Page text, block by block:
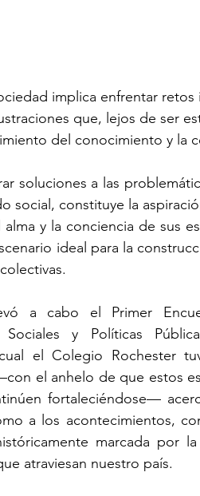
implica enfrentar retos
que, lejos de ser
del conocimiento y la
soluciones a las
social, constituye la
y la conciencia de sus
ideal para la
a cabo el Primer
Sociales y Políticas
el Colegio Rochester
el anhelo de que estos
fortaleciéndose—
a los acontecimientos,
marcada por
atraviesan nuestro país.